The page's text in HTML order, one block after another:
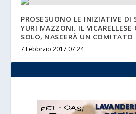
PROSEGUONO LE INIZIATIVE DI
YURI MAZZONI. IL VICARELLESE
SOLO, NASCERÀ UN COMITATO
7 Febbraio 2017 07:24